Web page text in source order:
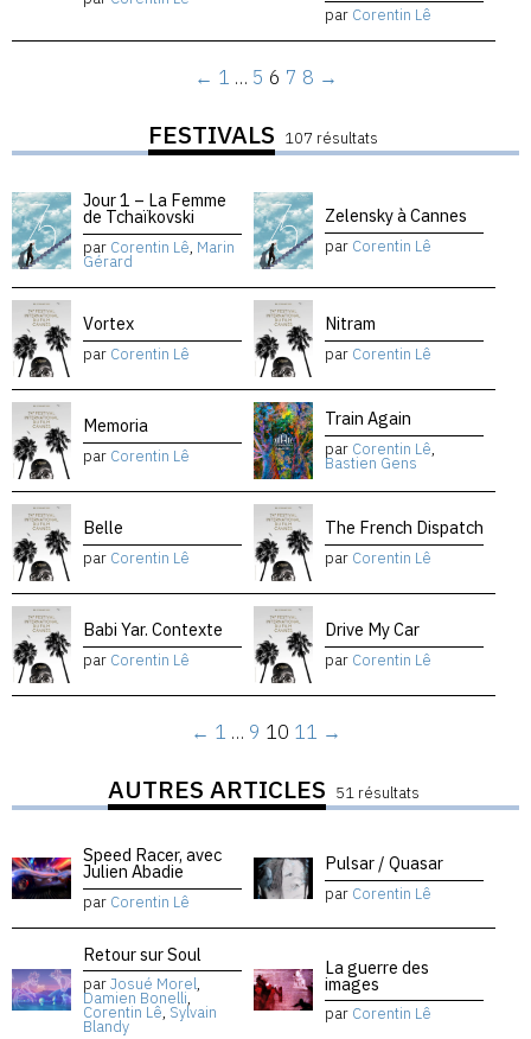
par Corentin Lê
← 1 … 5 6 7 8 →
FESTIVALS 107 résultats
Jour 1 – La Femme
de Tchaïkovski
par Corentin Lê, Marin
Gérard
Zelensky à Cannes
par Corentin Lê
Vortex
par Corentin Lê
Nitram
par Corentin Lê
Memoria
par Corentin Lê
Train Again
par Corentin Lê,
Bastien Gens
Belle
par Corentin Lê
The French Dispatch
par Corentin Lê
Babi Yar. Contexte
par Corentin Lê
Drive My Car
par Corentin Lê
← 1 … 9 10 11 →
AUTRES ARTICLES 51 résultats
Speed Racer, avec
Julien Abadie
par Corentin Lê
Pulsar / Quasar
par Corentin Lê
Retour sur Soul
parJosué Morel,
Damien Bonelli,
Corentin Lê, Sylvain
Blandy
La guerre des
images
par Corentin Lê